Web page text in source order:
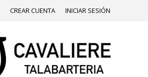
CREAR CUENTA INICIAR SESIÓN